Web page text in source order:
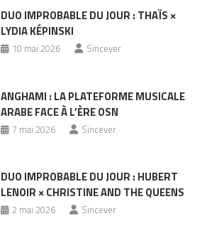
DUO IMPROBABLE DU JOUR : THAÏS ×
LYDIA KÉPINSKI
10 mai 2026 Sincever
ANGHAMI : LA PLATEFORME MUSICALE
ARABE FACE À L’ÈRE OSN
7 mai 2026 Sincever
DUO IMPROBABLE DU JOUR : HUBERT
LENOIR × CHRISTINE AND THE QUEENS
2 mai 2026 Sincever